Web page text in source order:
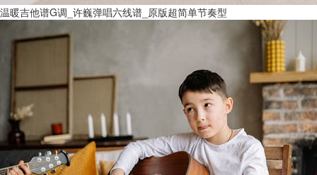
温暖吉他谱G调_许巍弹唱六线谱_原版超简单节奏型